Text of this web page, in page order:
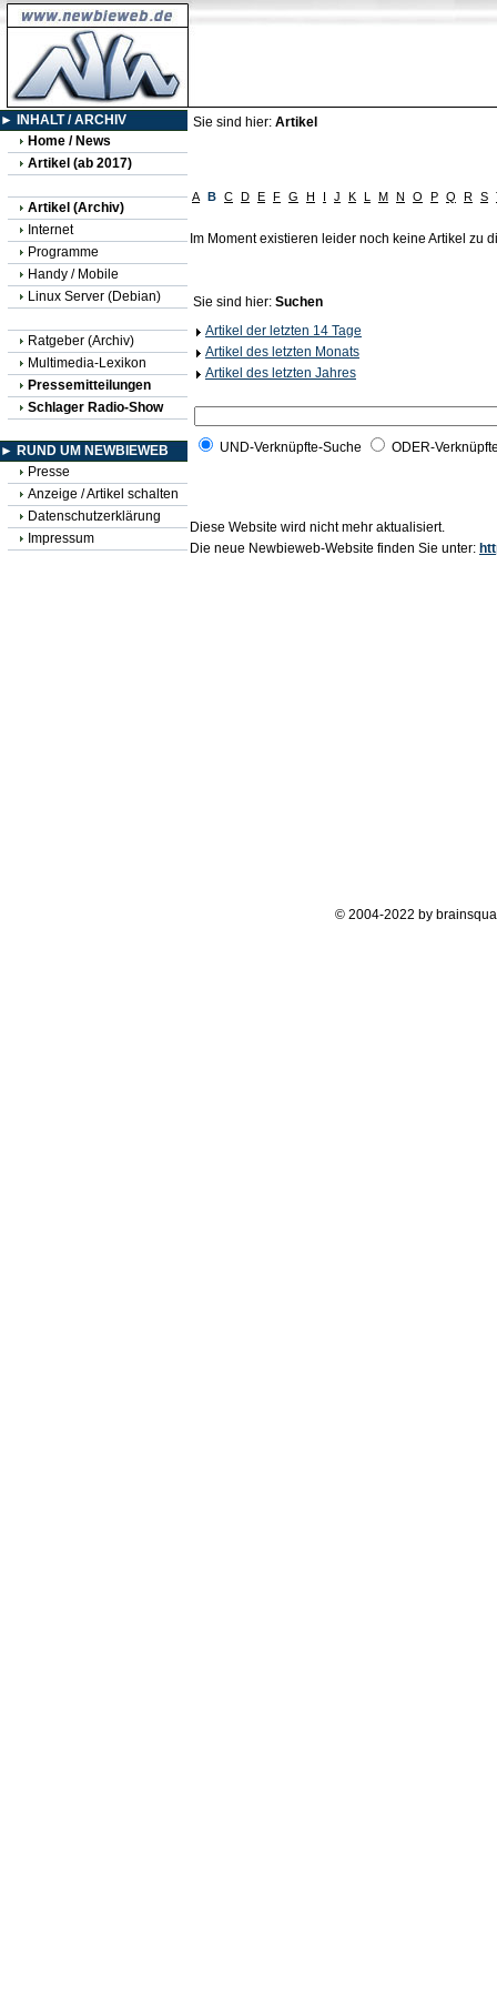
► INHALT / ARCHIV
Home / News
Artikel (ab 2017)
Artikel (Archiv)
Internet
Programme
Handy / Mobile
Linux Server (Debian)
Ratgeber (Archiv)
Multimedia-Lexikon
Pressemitteilungen
Schlager Radio-Show
► RUND UM NEWBIEWEB
Presse
Anzeige / Artikel schalten
Datenschutzerklärung
Impressum
Sie sind hier: Artikel
A B C D E F G H I J K L M N O P Q R S
Im Moment existieren leider noch keine Artikel zu
Sie sind hier: Suchen
Artikel der letzten 14 Tage
Artikel des letzten Monats
Artikel des letzten Jahres
UND-Verknüpfte-Suche ODER-
Diese Website wird nicht mehr aktualisiert.
Die neue Newbieweb-Website finden Sie unter:
© 2004-2022 by